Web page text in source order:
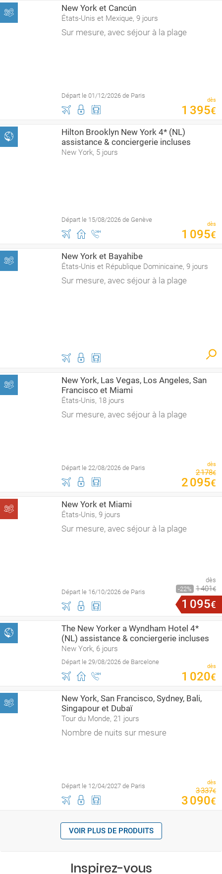
New York et Cancún
États-Unis et Mexique, 9 jours
Sur mesure, avec séjour à la plage
Départ le 01/12/2026 de Paris
dès
1 395€
Hilton Brooklyn New York 4* (NL)
assistance & conciergerie incluses
New York, 5 jours
Départ le 15/08/2026 de Genève
dès
1 095€
New York et Bayahibe
États-Unis et République Dominicaine, 9 jours
Sur mesure, avec séjour à la plage
New York, Las Vegas, Los Angeles, San
Francisco et Miami
États-Unis, 18 jours
Sur mesure, avec séjour à la plage
Départ le 22/08/2026 de Paris dès
2178€
2095€
New York et Miami
États-Unis, 9 jours
Sur mesure, avec séjour à la plage
Départ le 16/10/2026 de Paris
dès
22
1401€
1 095€
The New Yorker a Wyndham Hotel 4*
(NL) assistance & conciergerie incluses
New York, 6 jours
Départ le 29/08/2026 de Barcelone
dès
1 020€
New York, San Francisco, Sydney, Bali,
Singapour et Dubaï
Tour du Monde, 21 jours
Nombre de nuits sur mesure
Départ le 12/04/2027 de Paris dès
3337€
3090€
VOIR PLUS DE PRODUITS
Inspirez-vous